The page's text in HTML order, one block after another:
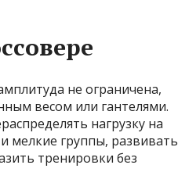
не ограничена,
весом или гантелями.
нагрузку на
мелкие группы, развивать
тренировки без